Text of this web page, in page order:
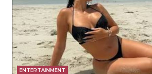
ENTERTAINMENT